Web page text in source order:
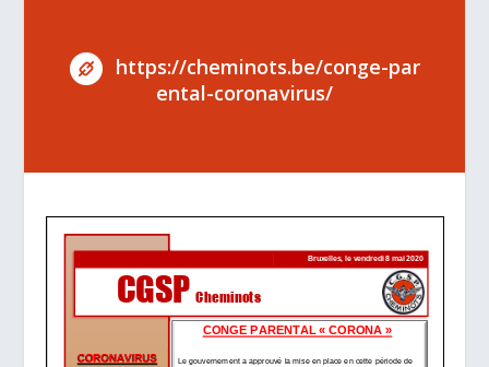
https://cheminots.be/conge-par
ental-coronavirus/